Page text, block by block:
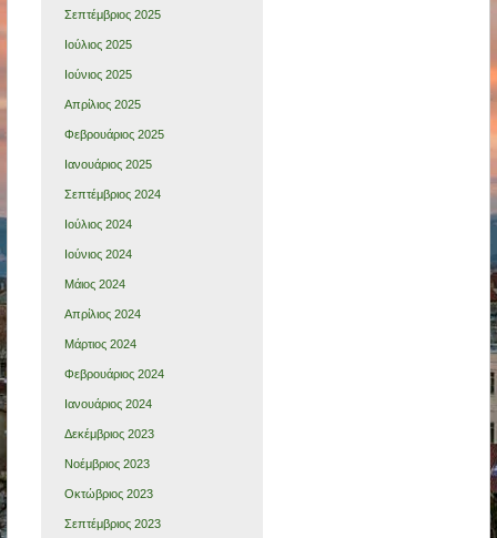
Σεπτέμβριος 2025
Ιούλιος 2025
Ιούνιος 2025
Απρίλιος 2025
Φεβρουάριος 2025
Ιανουάριος 2025
Σεπτέμβριος 2024
Ιούλιος 2024
Ιούνιος 2024
Μάιος 2024
Απρίλιος 2024
Μάρτιος 2024
Φεβρουάριος 2024
Ιανουάριος 2024
Δεκέμβριος 2023
Νοέμβριος 2023
Οκτώβριος 2023
Σεπτέμβριος 2023